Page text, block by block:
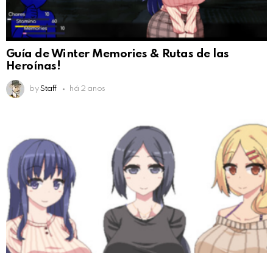
Guía de Winter Memories & Rutas de las
Heroínas!
by Staff há 2 anos